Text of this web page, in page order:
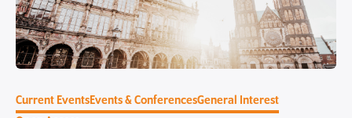
Current EventsEvents & ConferencesGeneral Interest